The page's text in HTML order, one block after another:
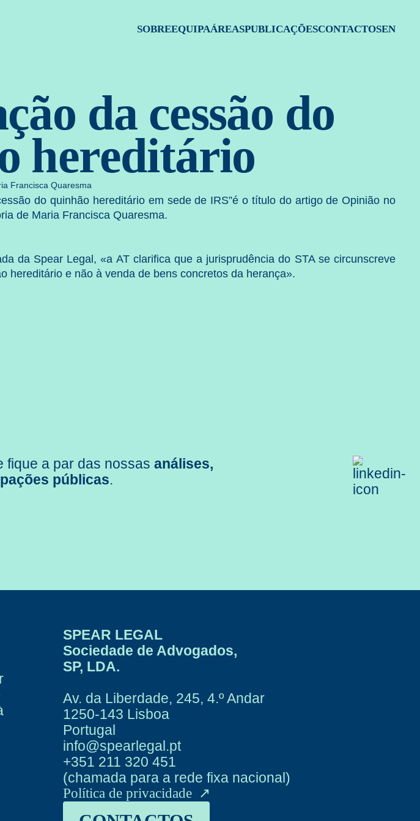
SOBREEQUIPAÁREASPUBLICAÇÕESCONTACTOSEN
da cessão do
hereditário
Francisca Quaresma
do quinhão hereditário em sede de IRS”é o título do artigo de Opinião no
de Maria Francisca Quaresma.
da Spear Legal, «a AT clarifica que a jurisprudência do STA se circunscreve
hereditário e não à venda de bens concretos da herança».
fique a par das nossas análises,
públicas.
SPEAR LEGAL
Sociedade de Advogados,
SP, LDA.
Av. da Liberdade, 245, 4.º Andar
1250-143 Lisboa
Portugal
info@spearlegal.pt
+351 211 320 451
(chamada para a rede fixa nacional)
Política de privacidade